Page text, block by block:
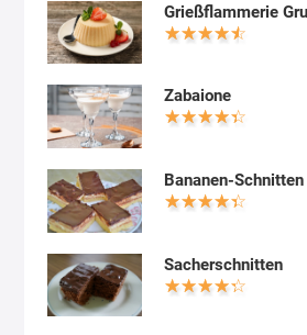
Grießflammerie
Zabaione
Bananen-Schnitten
Sacherschnitten